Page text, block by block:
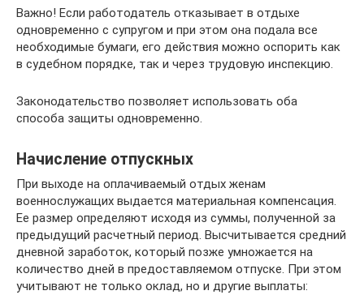
Важно! Если работодатель отказывает в отдыхе
одновременно с супругом и при этом она подала все
необходимые бумаги, его действия можно оспорить как
в судебном порядке, так и через трудовую инспекцию.
Законодательство позволяет использовать оба
способа защиты одновременно.
Начисление отпускных
При выходе на оплачиваемый отдых женам
военнослужащих выдается материальная компенсация.
Ее размер определяют исходя из суммы, полученной за
предыдущий расчетный период. Высчитывается средний
дневной заработок, который позже умножается на
количество дней в предоставляемом отпуске. При этом
учитывают не только оклад, но и другие выплаты: